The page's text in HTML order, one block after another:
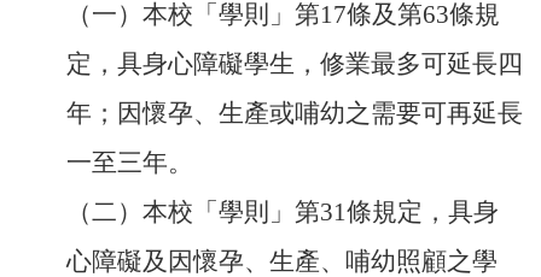
（一）本校「學則」第17條及第63條規
定，具身心障礙學生，修業最多可延長四
年；因懷孕、生產或哺幼之需要可再延長
一至三年。
（二）本校「學則」第31條規定，具身
心障礙及因懷孕、生產、哺幼照顧之學